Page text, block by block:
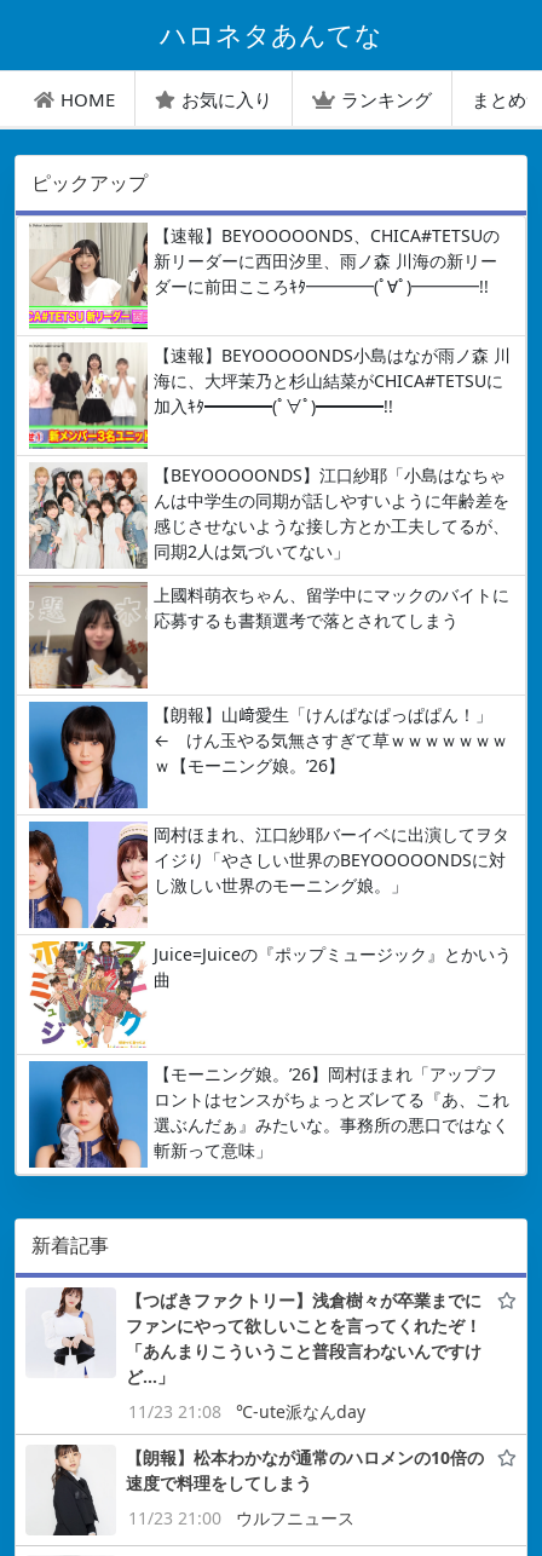
ハロネタあんてな
HOME お気に入り ランキング まとめ
ピックアップ
【速報】BEYOOOOONDS、CHICA#TETSUの
新リーダーに西田汐里、雨ノ森 川海の新リー
ダーに前田こころｷﾀ━━━━(ﾟ∀ﾟ)━━━━!!
【速報】BEYOOOOONDS小島はなが雨ノ森 川
海に、大坪茉乃と杉山結菜がCHICA#TETSUに
加入ｷﾀ━━━━(ﾟ∀ﾟ)━━━━!!
【BEYOOOOONDS】江口紗耶「小島はなちゃ
んは中学生の同期が話しやすいように年齢差を
感じさせないような接し方とか工夫してるが、
同期2人は気づいてない」
上國料萌衣ちゃん、留学中にマックのバイトに
応募するも書類選考で落とされてしまう
【朗報】山﨑愛生「けんぱなぱっぱぱん！」
← けん玉やる気無さすぎて草ｗｗｗｗｗｗｗ
ｗ【モーニング娘。’26】
岡村ほまれ、江口紗耶バーイベに出演してヲタ
イジり「やさしい世界のBEYOOOOONDSに対
し激しい世界のモーニング娘。」
Juice=Juiceの『ポップミュージック』とかいう
曲
【モーニング娘。’26】岡村ほまれ「アップフ
ロントはセンスがちょっとズレてる『あ、これ
選ぶんだぁ』みたいな。事務所の悪口ではなく
斬新って意味」
新着記事
【つばきファクトリー】浅倉樹々が卒業までに
ファンにやって欲しいことを言ってくれたぞ！
「あんまりこういうこと普段言わないんですけ
ど…」
11/23 21:08
℃-ute派なんday
【朗報】松本わかなが通常のハロメンの10倍の
速度で料理をしてしまう
11/23 21:00
ウルフニュース